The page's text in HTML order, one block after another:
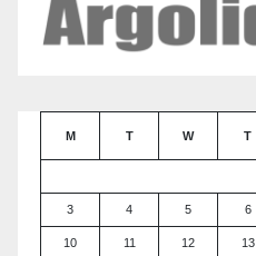
M T W T
3 4 5 6
10 11 12 13